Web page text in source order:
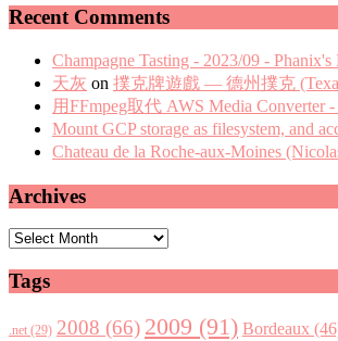
Recent Comments
Champagne Tasting - 2023/09 - Phanix's
天灰 on 撲克牌遊戲 — 德州撲克
用FFmpeg取代 AWS Media Converter
Mount GCP storage as filesystem, and
Chateau de la Roche-aux-Moines
Archives
Archives
Tags
.net (29) 2008 (66) 2009 (91) Bordeaux